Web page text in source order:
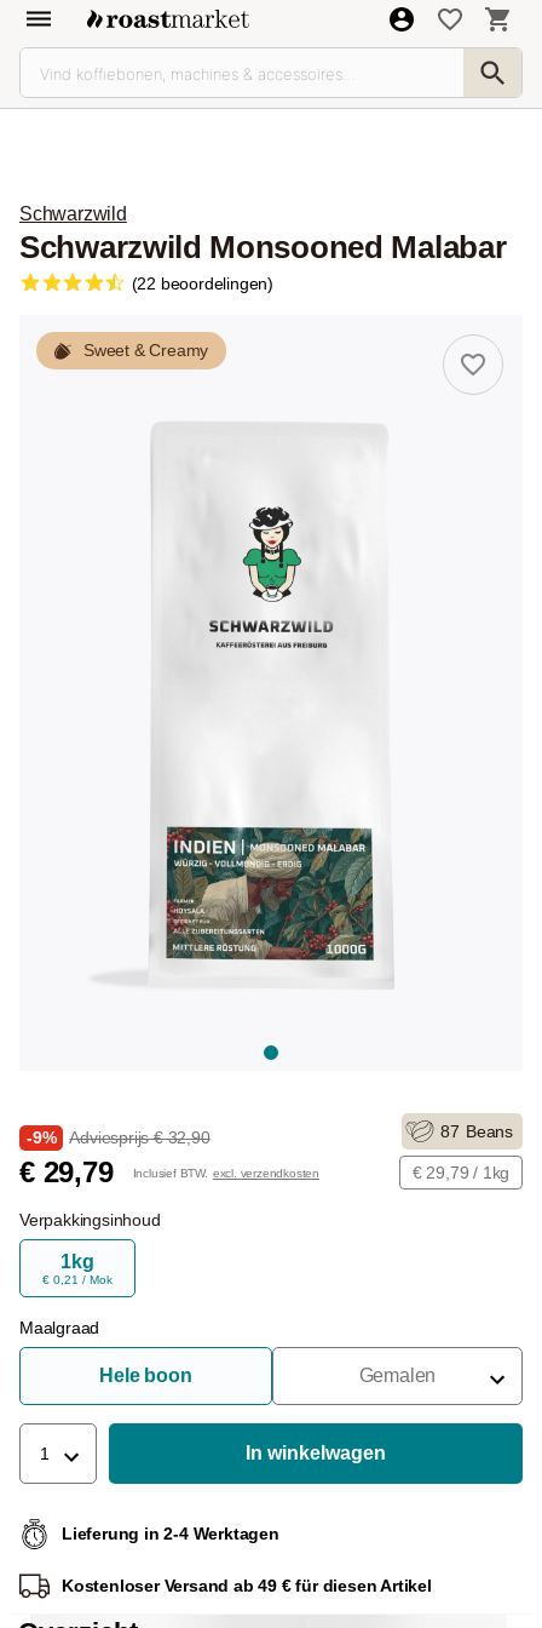
Schwarzwild
Schwarzwild Monsooned Malabar
(22 beoordelingen)
Sweet & Creamy
-9% Adviesprijs € 32,90
€ 29,79 Inclusief BTW. excl. verzendkosten
87 Beans
€ 29,79 / 1kg
Verpakkingsinhoud
1kg
€ 0,21 / Mok
Maalgraad
Hele boon Gemalen
Voor Portafilter
1 In winkelwagen
Lieferung in 2-4 Werktagen
Kostenloser Versand ab 49 € für diesen Artikel